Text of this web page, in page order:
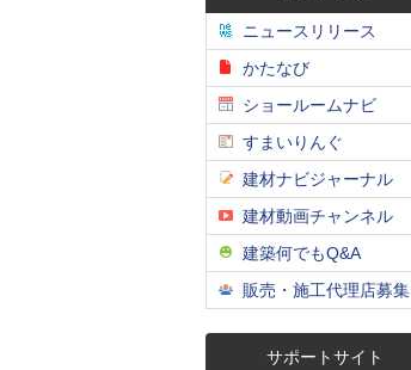
ニュースリリース
かたなび
ショールームナビ
すまいりんぐ
建材ナビジャーナル
建材動画チャンネル
建築何でもQ&A
販売・施工代理店募集
サポートサイト